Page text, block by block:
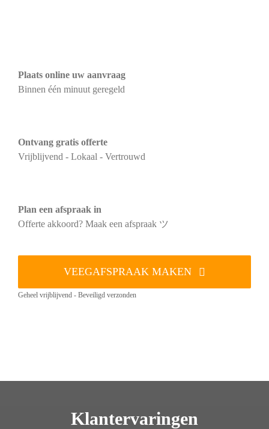
Plaats online uw aanvraag
Binnen één minuut geregeld
Ontvang gratis offerte
Vrijblijvend - Lokaal - Vertrouwd
Plan een afspraak in
Offerte akkoord? Maak een afspraak ツ
VEEGAFSPRAAK MAKEN
Geheel vrijblijvend - Beveiligd verzonden
Klantervaringen